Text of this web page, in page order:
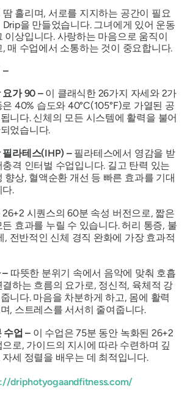
흘리며, 서로를 지지하는 공간이 필요
을 만들었습니다. 그녀에게 있어 운동
이상입니다. 사랑하는 마음으로 움직이
매 수업에서 소통하는 것이 중요합니다.
–
요가 90 – 이 클래식한 26가지 자세와 2가
40% 습도와 40°C(105°F)로 가열된 공
니다. 신체의 모든 시스템에 활력을 불어
었습니다.
필라테스(IHP) – 필라테스에서 영감을 받
격 인터벌 수업입니다. 길고 탄력 있는
향상, 혈액순환 개선 등 빠른 효과를 기대
다.
26+2 시퀀스의 60분 속성 버전으로, 짧은
효과를 누릴 수 있습니다. 허리 통증, 불
, 전반적인 신체 경직 완화에 가장 효과적
– 따뜻한 분위기 속에서 음악에 맞춰 호흡
결하는 흐름의 요가로, 정신적, 육체적 강
니다. 마음을 차분하게 하고, 몸에 활력
, 스트레스를 서서히 줄여줍니다.
수업 – 이 수업은 75분 동안 녹화된 26+2
로, 가이드의 지시에 따라 수련하며 깊
세 정렬을 배우는 데 최적입니다.
driphotyogaandfitness.com/